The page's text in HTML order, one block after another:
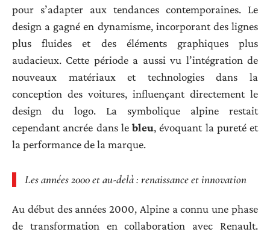
pour s’adapter aux tendances contemporaines. Le
design a gagné en dynamisme, incorporant des lignes
plus fluides et des éléments graphiques plus
audacieux. Cette période a aussi vu l’intégration de
nouveaux matériaux et technologies dans la
conception des voitures, influençant directement le
design du logo. La symbolique alpine restait
cependant ancrée dans le bleu, évoquant la pureté et
la performance de la marque.
Les années 2000 et au-delà : renaissance et innovation
Au début des années 2000, Alpine a connu une phase
de transformation en collaboration avec Renault.